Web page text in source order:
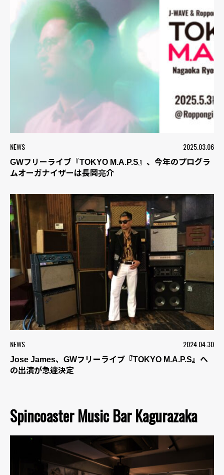
NEWS 2025.03.06
GWフリーライブ『TOKYO M.A.P.S』、今年のプログラ
ムオーガナイザーは長岡亮介
NEWS 2024.04.30
Jose James、GWフリーライブ『TOKYO M.A.P.S』へ
の出演が急遽決定
Spincoaster Music Bar Kagurazaka